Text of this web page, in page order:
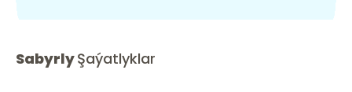
SabyrlyŞaýatlyklar